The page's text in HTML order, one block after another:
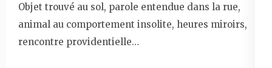
Objet trouvé au sol, parole entendue dans la rue,
animal au comportement insolite, heures miroirs,
rencontre providentielle…